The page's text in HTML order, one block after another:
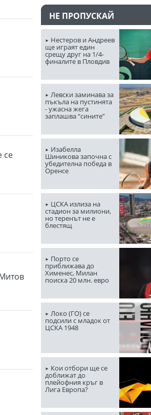
се
НЕ ПРОПУСКАЙ
Нестеров и Андреев
ще играят един
срещу друг на 1/4-
финалите в Пловдив
Левски заминава за
пъкъла на пустинята
- ужасна жега
заплашва “сините”
Изабелла
Шиникова започна с
убедителна победа в
Оренсе
ЦСКА излиза на
стадион за милиони,
но теренът не е
блестящ
Порто се
приближава до
Хименес, Милан
поиска 20 млн. евро
Локо (ГО) се
подсили с младок от
ЦСКА 1948
Кои отбори ще се
доближат до
плейофния кръг в
Лига Европа?